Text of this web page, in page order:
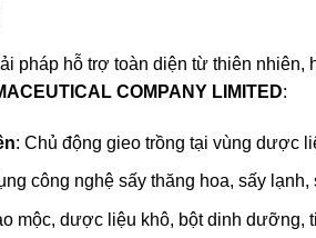
pháp hỗ trợ toàn diện từ thiên
COMPANY LIMITED:
: Chủ động gieo trồng tại vùng dược
công nghệ sấy thăng hoa, sấy
mộc, dược liệu khô, bột dinh